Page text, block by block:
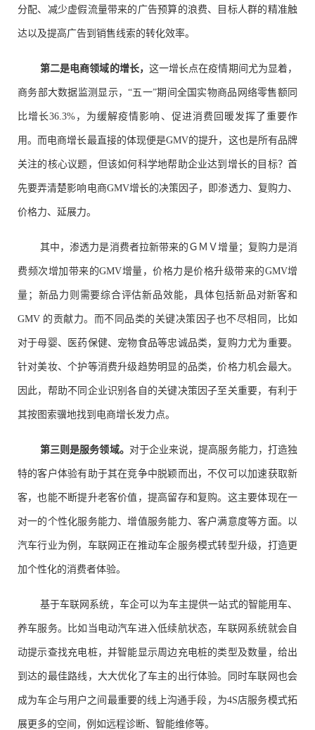
分配、减少虚假流量带来的广告预算的浪费、目标人群的精准触
达以及提高广告到销售线索的转化效率。
第二是电商领域的增长， 这一增长点在疫情期间尤为显着，
商务部大数据监测显示，“五一”期间全国实物商品网络零售额同
比增长36.3%，为缓解疫情影响、促进消费回暖发挥了重要作
用。而电商增长最直接的体现便是GMV的提升，这也是所有品牌
关注的核心议题，但该如何科学地帮助企业达到增长的目标？首
先要弄清楚影响电商GMV增长的决策因子，即渗透力、复购力、
价格力、延展力。
其中，渗透力是消费者拉新带来的ＧＭＶ增量；复购力是消
费频次增加带来的GMV增量，价格力是价格升级带来的GMV增
量；新品力则需要综合评估新品效能，具体包括新品对新客和
GMV 的贡献力。而不同品类的关键决策因子也不尽相同，比如
对于母婴、医药保健、宠物食品等忠诚品类，复购力尤为重要。
针对美妆、个护等消费升级趋势明显的品类，价格力机会最大。
因此，帮助不同企业识别各自的关键决策因子至关重要，有利于
其按图索骥地找到电商增长发力点。
第三则是服务领域。 对于企业来说，提高服务能力，打造独
特的客户体验有助于其在竞争中脱颖而出，不仅可以加速获取新
客，也能不断提升老客价值，提高留存和复购。这主要体现在一
对一的个性化服务能力、增值服务能力、客户满意度等方面。以
汽车行业为例，车联网正在推动车企服务模式转型升级，打造更
加个性化的消费者体验。
基于车联网系统，车企可以为车主提供一站式的智能用车、
养车服务。比如当电动汽车进入低续航状态，车联网系统就会自
动提示查找充电桩，并智能显示周边充电桩的类型及数量，给出
到达的最佳路线，大大优化了车主的出行体验。同时车联网也会
成为车企与用户之间最重要的线上沟通手段，为4S店服务模式拓
展更多的空间，例如远程诊断、智能维修等。